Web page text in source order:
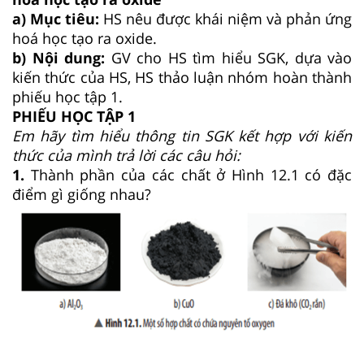
a) Mục tiêu: HS nêu được khái niệm và phản ứng
hoá học tạo ra oxide.
b) Nội dung: GV cho HS tìm hiểu SGK, dựa vào
kiến thức của HS, HS thảo luận nhóm hoàn thành
phiếu học tập 1.
PHIẾU HỌC TẬP 1
Em hãy tìm hiểu thông tin SGK kết hợp với kiến
thức của mình trả lời các câu hỏi:
1. Thành phần của các chất ở Hình 12.1 có đặc
điểm gì giống nhau?